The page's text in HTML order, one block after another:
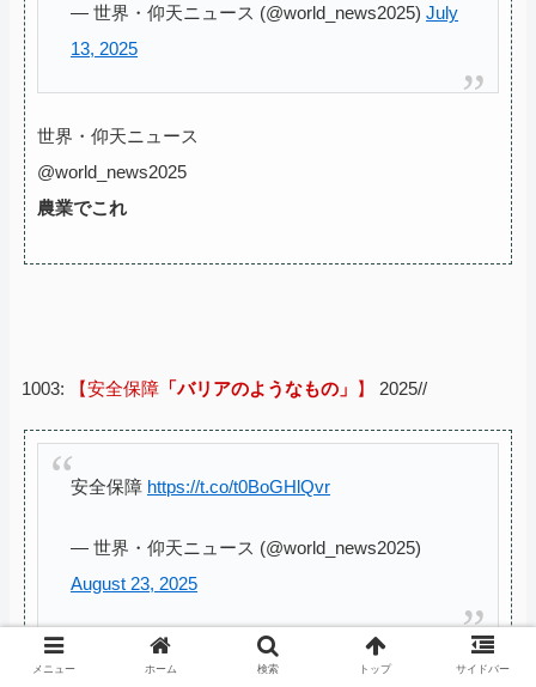
— 世界・仰天ニュース (@world_news2025) July
13, 2025
世界・仰天ニュース
@world_news2025
農業でこれ
1003: 【安全保障 「バリアのようなもの」 】 2025//
安全保障 https://t.co/t0BoGHlQvr
— 世界・仰天ニュース (@world_news2025)
August 23, 2025
＊動画のみ
メニュー ホーム 検索 トップ サイドバー